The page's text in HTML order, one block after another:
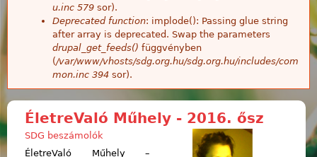
u.inc 579 sor).
Deprecated function: implode(): Passing glue string
after array is deprecated. Swap the parameters
drupal_get_feeds() függvényben
(/var/www/vhosts/sdg.org.hu/sdg.org.hu/includes/com
mon.inc 394 sor).
ÉletreValó Műhely - 2016. ősz
SDG beszámolók
ÉletreValó Műhely –